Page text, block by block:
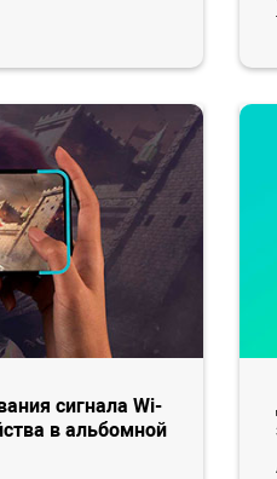
сигнала Wi-
в альбомной